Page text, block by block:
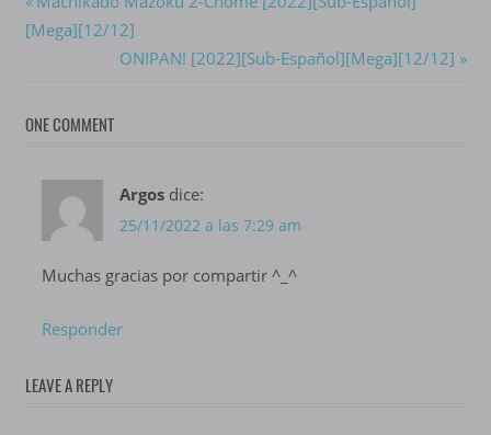
de
Post:
[Mega][12/12]
Next
ONIPAN! [2022][Sub-Español][Mega][12/12]
ONE COMMENT
Argos dice:
25/11/2022 a las 7:29 am
Muchas gracias por compartir ^_^
Responder
LEAVE A REPLY